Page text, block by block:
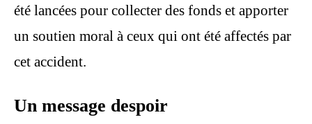
été lancées pour collecter des fonds et apporter
un soutien moral à ceux qui ont été affectés par
cet accident.
Un message despoir